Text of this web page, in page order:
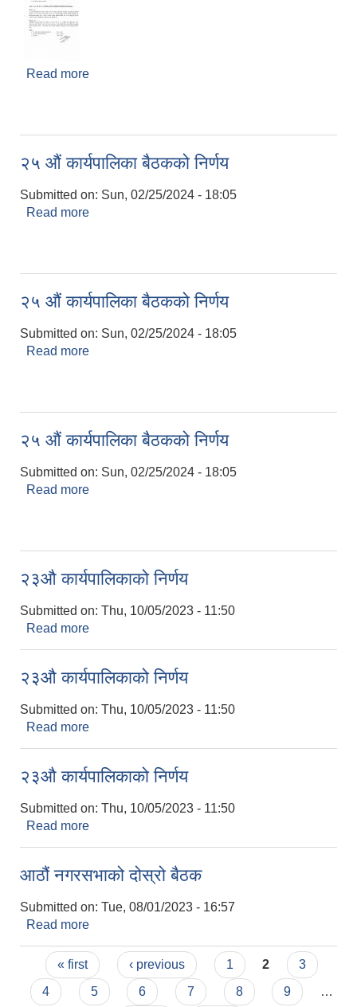
Read more
२५ औं कार्यपालिका बैठकको निर्णय
Submitted on: Sun, 02/25/2024 - 18:05
Read more
२५ औं कार्यपालिका बैठकको निर्णय
Submitted on: Sun, 02/25/2024 - 18:05
Read more
२५ औं कार्यपालिका बैठकको निर्णय
Submitted on: Sun, 02/25/2024 - 18:05
Read more
२३औ कार्यपालिकाको निर्णय
Submitted on: Thu, 10/05/2023 - 11:50
Read more
२३औ कार्यपालिकाको निर्णय
Submitted on: Thu, 10/05/2023 - 11:50
Read more
२३औ कार्यपालिकाको निर्णय
Submitted on: Thu, 10/05/2023 - 11:50
Read more
आठौं नगरसभाको दोस्रो बैठक
Submitted on: Tue, 08/01/2023 - 16:57
Read more
Pages
« first ‹ previous 1 2
3
4
5 6 7 8 9 …